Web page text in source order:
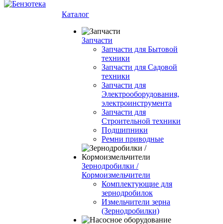
Каталог
Запчасти
Запчасти для Бытовой
техники
Запчасти для Садовой
техники
Запчасти для
Электрооборудования,
электроинструмента
Запчасти для
Строительной техники
Подшипники
Ремни приводные
Зернодробилки /
Кормоизмельчители
Комплектующие для
зернодробилок
Измельчители зерна
(Зернодробилки)